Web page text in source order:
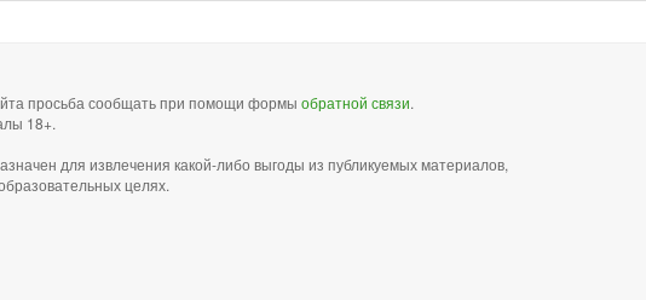
просьба сообщать при помощи формы обратной связи.
18+.
для извлечения какой-либо выгоды из публикуемых материалов,
целях.